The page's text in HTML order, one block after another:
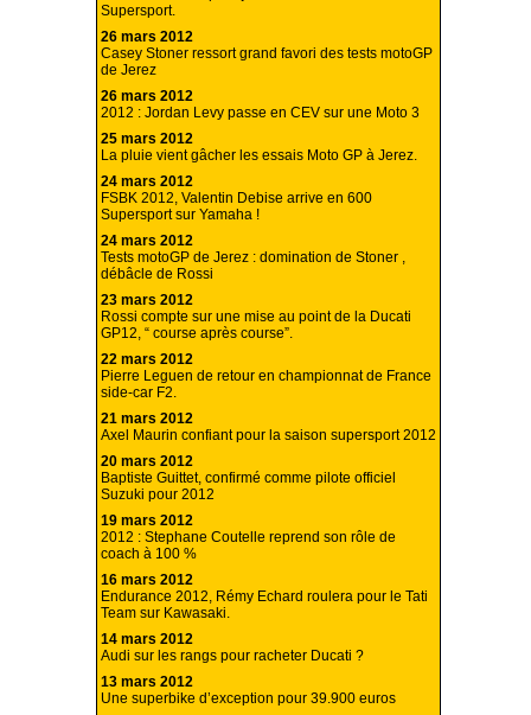
Supersport.
26 mars 2012
Casey Stoner ressort grand favori des tests motoGP
de Jerez
26 mars 2012
2012 : Jordan Levy passe en CEV sur une Moto 3
25 mars 2012
La pluie vient gâcher les essais Moto GP à Jerez.
24 mars 2012
FSBK 2012, Valentin Debise arrive en 600
Supersport sur Yamaha !
24 mars 2012
Tests motoGP de Jerez : domination de Stoner ,
débâcle de Rossi
23 mars 2012
Rossi compte sur une mise au point de la Ducati
GP12, “ course après course”.
22 mars 2012
Pierre Leguen de retour en championnat de France
side-car F2.
21 mars 2012
Axel Maurin confiant pour la saison supersport 2012
20 mars 2012
Baptiste Guittet, confirmé comme pilote officiel
Suzuki pour 2012
19 mars 2012
2012 : Stephane Coutelle reprend son rôle de
coach à 100 %
16 mars 2012
Endurance 2012, Rémy Echard roulera pour le Tati
Team sur Kawasaki.
14 mars 2012
Audi sur les rangs pour racheter Ducati ?
13 mars 2012
Une superbike d’exception pour 39.900 euros